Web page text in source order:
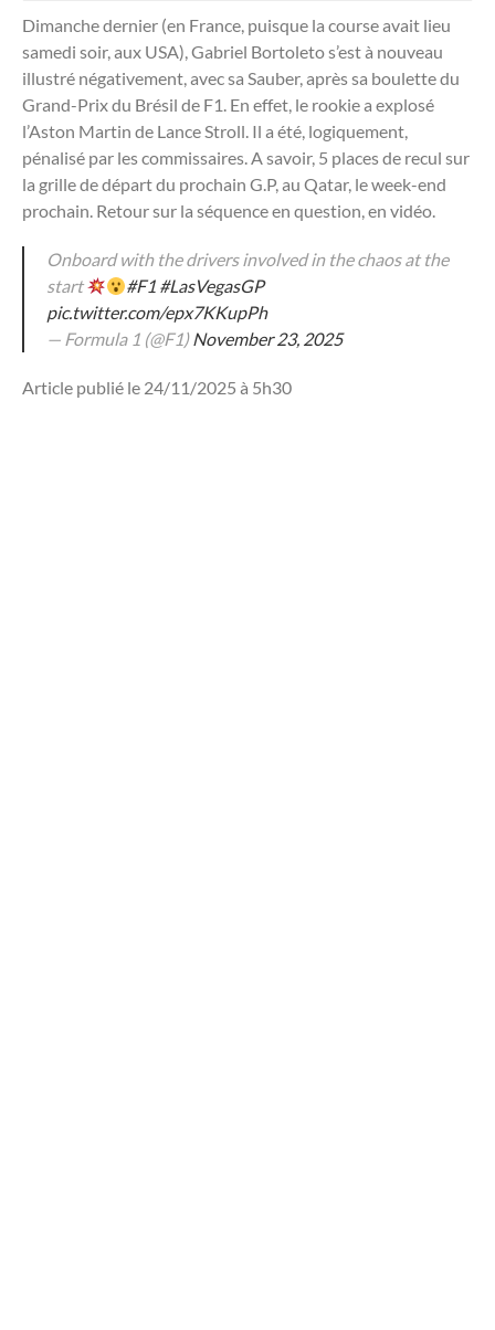
Dimanche dernier (en France, puisque la course avait lieu
samedi soir, aux USA), Gabriel Bortoleto s’est à nouveau
illustré négativement, avec sa Sauber, après sa boulette du
Grand-Prix du Brésil de F1. En effet, le rookie a explosé
l’Aston Martin de Lance Stroll. Il a été, logiquement,
pénalisé par les commissaires. A savoir, 5 places de recul sur
la grille de départ du prochain G.P, au Qatar, le week-end
prochain. Retour sur la séquence en question, en vidéo.
Onboard with the drivers involved in the chaos at the
start
#F1 #LasVegasGP
pic.twitter.com/epx7KKupPh
— Formula 1 (@F1)November 23, 2025
Article publié le 24/11/2025 à 5h30